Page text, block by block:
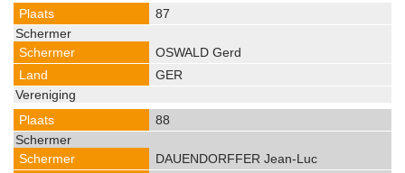
87
OSWALD Gerd
GER
88
DAUENDORFFER Jean-Luc